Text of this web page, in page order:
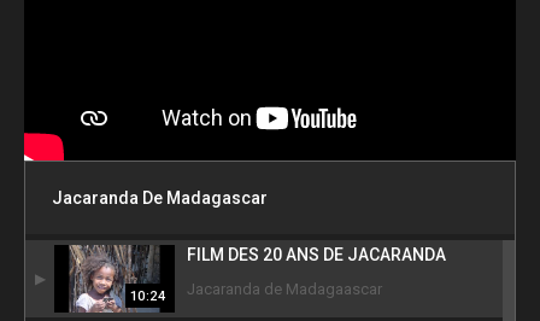
Jacaranda De Madagascar
1
10:24
FILM DES 20 ANS DE JACARANDA
Jacaranda de Madagaascar